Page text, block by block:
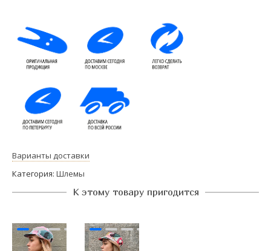
Варианты доставки
Категория: Шлемы
К этому товару пригодится